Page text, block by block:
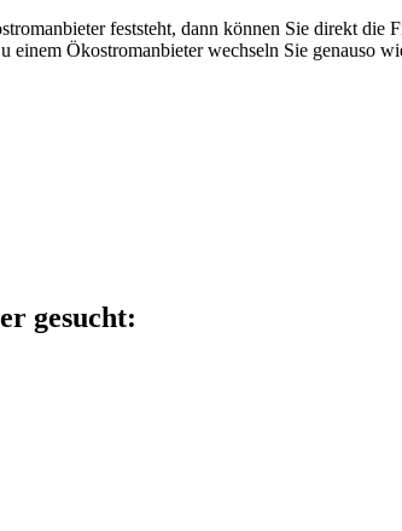
feststeht, dann können Sie direkt
einem Ökostromanbieter wechseln Sie genauso
gesucht: